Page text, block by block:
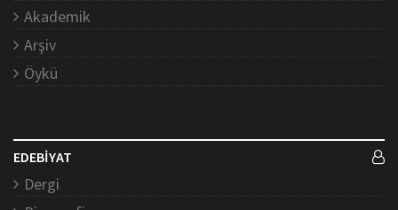
Akademik
Arşiv
Öykü
EDEBİYAT
Dergi